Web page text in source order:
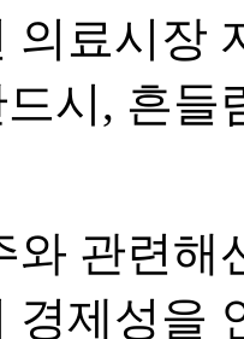
의료시장
시, 흔
와 관련해
경제성을